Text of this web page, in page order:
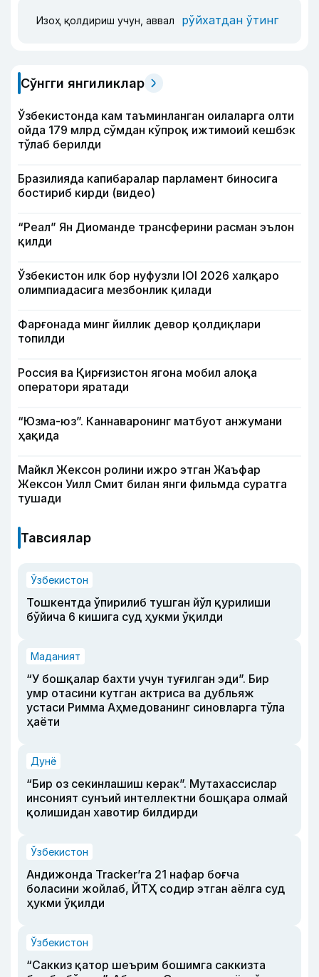
Изоҳ қолдириш учун, аввал рўйхатдан ўтинг
Сўнгги янгиликлар
Ўзбекистонда кам таъминланган оилаларга олти
ойда 179 млрд сўмдан кўпроқ ижтимоий кешбэк
тўлаб берилди
Бразилияда капибаралар парламент биносига
бостириб кирди (видео)
“Реал” Ян Диоманде трансферини расман эълон
қилди
Ўзбекистон илк бор нуфузли IOI 2026 халқаро
олимпиадасига мезбонлик қилади
Фарғонада минг йиллик девор қолдиқлари
топилди
Россия ва Қирғизистон ягона мобил алоқа
оператори яратади
“Юзма-юз”. Каннаваронинг матбуот анжумани
ҳақида
Майкл Жексон ролини ижро этган Жаъфар
Жексон Уилл Смит билан янги фильмда суратга
тушади
Тавсиялар
Ўзбекистон
Тошкентда ўпирилиб тушган йўл қурилиши
бўйича 6 кишига суд ҳукми ўқилди
Маданият
“У бошқалар бахти учун туғилган эди”. Бир
умр отасини кутган актриса ва дубльяж
устаси Римма Аҳмедованинг синовларга тўла
ҳаёти
Дунё
“Бир оз секинлашиш керак”. Мутахассислар
инсоният сунъий интеллектни бошқара олмай
қолишидан хавотир билдирди
Ўзбекистон
Андижонда Tracker’га 21 нафар боғча
боласини жойлаб, ЙТҲ содир этган аёлга суд
ҳукми ўқилди
Ўзбекистон
“Саккиз қатор шеърим бошимга саккизта